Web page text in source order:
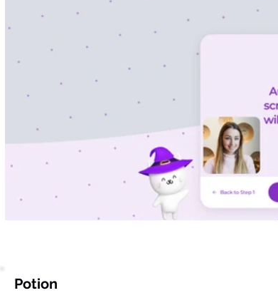
Potion